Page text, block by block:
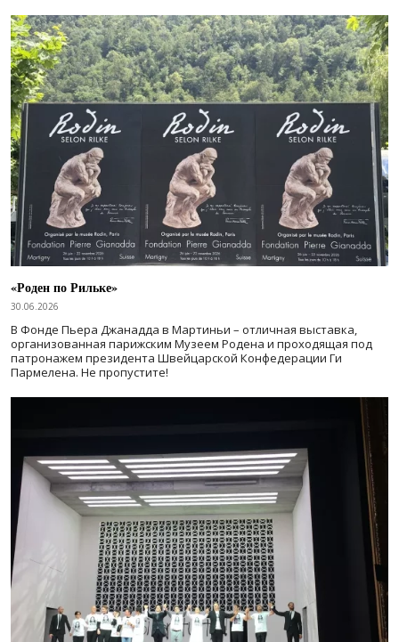
«Роден по Рильке»
30.06.2026
В Фонде Пьера Джанадда в Мартиньи – отличная выставка,
организованная парижским Музеем Родена и проходящая под
патронажем президента Швейцарской Конфедерации Ги
Пармелена. Не пропустите!